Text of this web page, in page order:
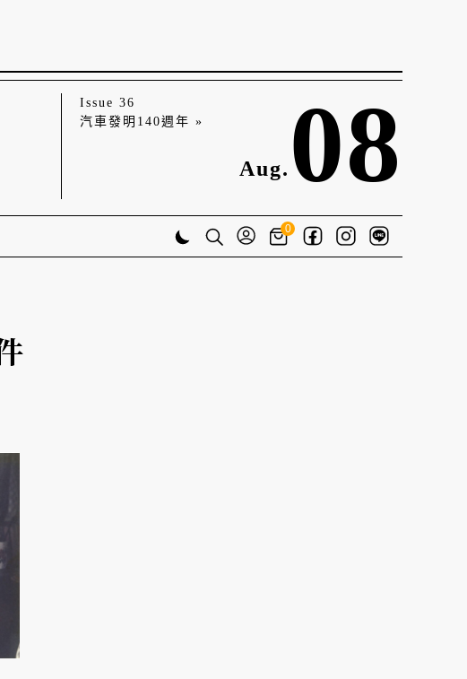
Issue 36
汽車發明140週年 »
Aug. 08
0